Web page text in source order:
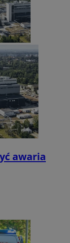
awaria